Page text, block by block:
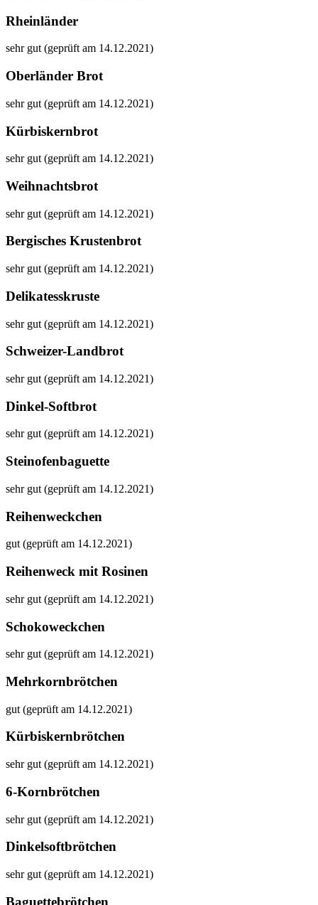
Rheinländer
sehr gut (geprüft am 14.12.2021)
Oberländer Brot
sehr gut (geprüft am 14.12.2021)
Kürbiskernbrot
sehr gut (geprüft am 14.12.2021)
Weihnachtsbrot
sehr gut (geprüft am 14.12.2021)
Bergisches Krustenbrot
sehr gut (geprüft am 14.12.2021)
Delikatesskruste
sehr gut (geprüft am 14.12.2021)
Schweizer-Landbrot
sehr gut (geprüft am 14.12.2021)
Dinkel-Softbrot
sehr gut (geprüft am 14.12.2021)
Steinofenbaguette
sehr gut (geprüft am 14.12.2021)
Reihenweckchen
gut (geprüft am 14.12.2021)
Reihenweck mit Rosinen
sehr gut (geprüft am 14.12.2021)
Schokoweckchen
sehr gut (geprüft am 14.12.2021)
Mehrkornbrötchen
gut (geprüft am 14.12.2021)
Kürbiskernbrötchen
sehr gut (geprüft am 14.12.2021)
6-Kornbrötchen
sehr gut (geprüft am 14.12.2021)
Dinkelsoftbrötchen
sehr gut (geprüft am 14.12.2021)
Baguettebrötchen